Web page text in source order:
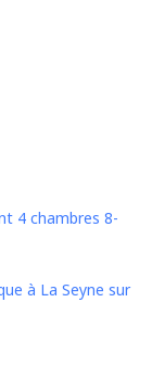
4 chambres 8-
à La Seyne sur